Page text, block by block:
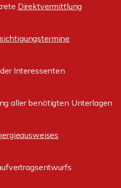
Direktvermittlung
Interessenten
aller benötigten Unterlagen